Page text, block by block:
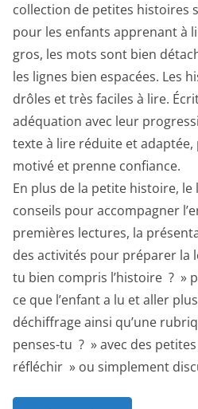
collection de petites histoires
pour les enfants apprenant à
gros, les mots sont bien
les lignes bien espacées. Les
drôles et très faciles à lire.
adéquation avec leur
texte à lire réduite et adaptée,
motivé et prenne confiance.
En plus de la petite histoire,
conseils pour accompagner
premières lectures, la
des activités pour préparer la
tu bien compris l’histoire ? »
ce que l’enfant a lu et aller
déchiffrage ainsi qu’une
penses-tu ? » avec des
réfléchir » ou simplement